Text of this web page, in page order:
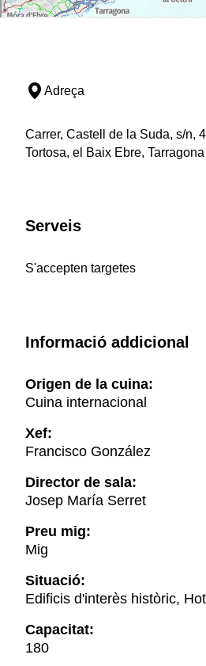
Adreça
Carrer, Castell de la Suda, s/n,
Tortosa, el Baix Ebre, Tarragona
Serveis
S'accepten targetes
Informació addicional
Origen de la cuina:
Cuina internacional
Xef:
Francisco González
Director de sala:
Josep María Serret
Preu mig:
Mig
Situació:
Edificis d'interès històric,
Capacitat:
180